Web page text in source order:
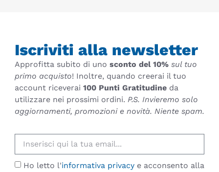
Iscriviti alla newsletter
Approfitta subito di uno sconto del 10% sul tuo
primo acquisto! Inoltre, quando creerai il tuo
account riceverai 100 Punti Gratitudine da
utilizzare nei prossimi ordini. P.S. Invieremo solo
aggiornamenti, promozioni e novità. Niente spam.
Ho letto l'informativa privacy e acconsento alla